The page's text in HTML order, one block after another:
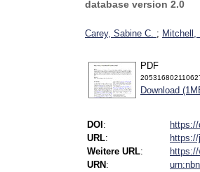
database version 2.0
Carey, Sabine C. ; Mitchell,
PDF
Download
DOI :
https://
URL:
Weitere URL:
URN :